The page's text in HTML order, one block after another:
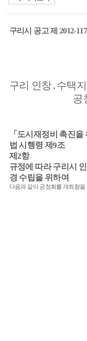
구리시 공고 제 2012-
구리 인창․수택
공
「도시재정비 촉진
법 시행령 제9조
제2항
규정에 따라 구리시
경 수립을 위하여
다음과 같이 공청회를 개최함